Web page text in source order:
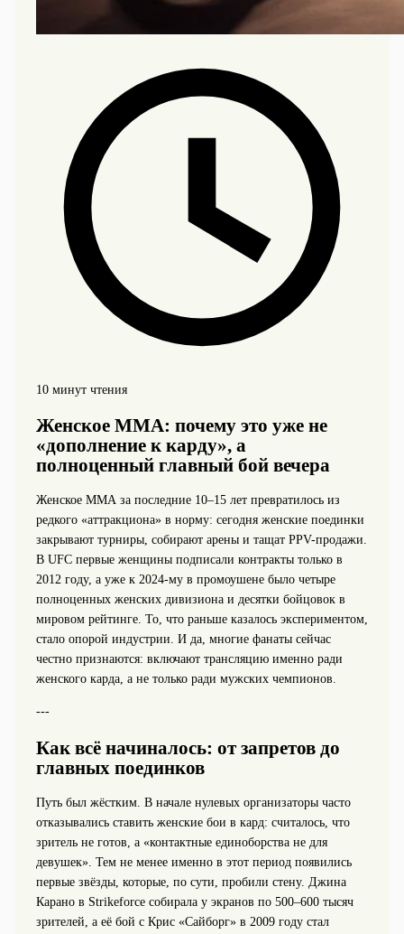
10 минут чтения
Женское ММА: почему это уже не
«дополнение к кардy», а
полноценный главный бой вечера
Женское ММА за последние 10–15 лет превратилось из
редкого «аттракциона» в норму: сегодня женские поединки
закрывают турниры, собирают арены и тащат PPV-продажи.
В UFC первые женщины подписали контракты только в
2012 году, а уже к 2024‑му в промоушене было четыре
полноценных женских дивизиона и десятки бойцовок в
мировом рейтинге. То, что раньше казалось экспериментом,
стало опорой индустрии. И да, многие фанаты сейчас
честно признаются: включают трансляцию именно ради
женского карда, а не только ради мужских чемпионов.
---
Как всё начиналось: от запретов до
главных поединков
Путь был жёстким. В начале нулевых организаторы часто
отказывались ставить женские бои в кард: считалось, что
зритель не готов, а «контактные единоборства не для
девушек». Тем не менее именно в этот период появились
первые звёзды, которые, по сути, пробили стену. Джина
Карано в Strikeforce собирала у экранов по 500–600 тысяч
зрителей, а её бой с Крис «Сайборг» в 2009 году стал